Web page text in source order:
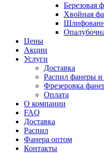
Березовая
Хвойная
Цены
Акции
Услуги
Доставка
Распил фанеры и
Фрезеровка
Оплата
О компании
FAQ
Доставка
Распил
Фанера оптом
Контакты